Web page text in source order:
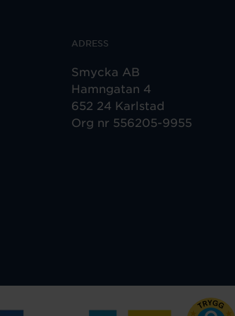
ADRESS
Smycka AB
Hamngatan 4
652 24 Karlstad
Org nr 556205-9955